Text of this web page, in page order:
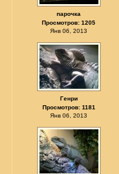
парочка
Просмотров: 1205
Янв 06, 2013
Генри
Просмотров: 1181
Янв 06, 2013